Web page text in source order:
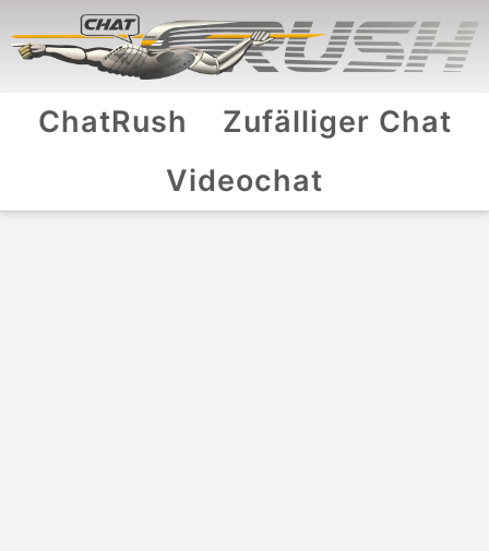
ChatRush
Zufälliger Chat
Videochat